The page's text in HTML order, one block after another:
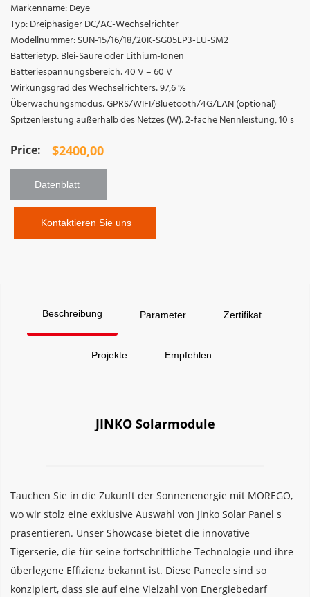
Markenname: Deye
Typ: Dreiphasiger DC/AC-Wechselrichter
Modellnummer: SUN-15/16/18/20K-SG05LP3-EU-SM2
Batterietyp: Blei-Säure oder Lithium-Ionen
Batteriespannungsbereich: 40 V – 60 V
Wirkungsgrad des Wechselrichters: 97,6 %
Überwachungsmodus: GPRS/WIFI/Bluetooth/4G/LAN (optional)
Spitzenleistung außerhalb des Netzes (W): 2-fache Nennleistung, 10 s
$2400,00
Datenblatt
Kontaktieren Sie uns
Beschreibung Parameter Zertifikat
Projekte Empfehlen
JINKO Solarmodule
Tauchen Sie in die Zukunft der Sonnenenergie mit MOREGO,
wo wir stolz eine exklusive Auswahl von Jinko Solar Panel s
präsentieren. Unser Showcase bietet die innovative
Tigerserie, die für seine fortschrittliche Technologie und ihre
überlegene Effizienz bekannt ist. Diese Paneele sind so
konzipiert, dass sie auf eine Vielzahl von Energiebedarf